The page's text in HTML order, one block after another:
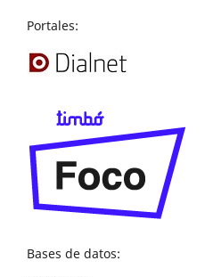
Portales:
Bases de datos: